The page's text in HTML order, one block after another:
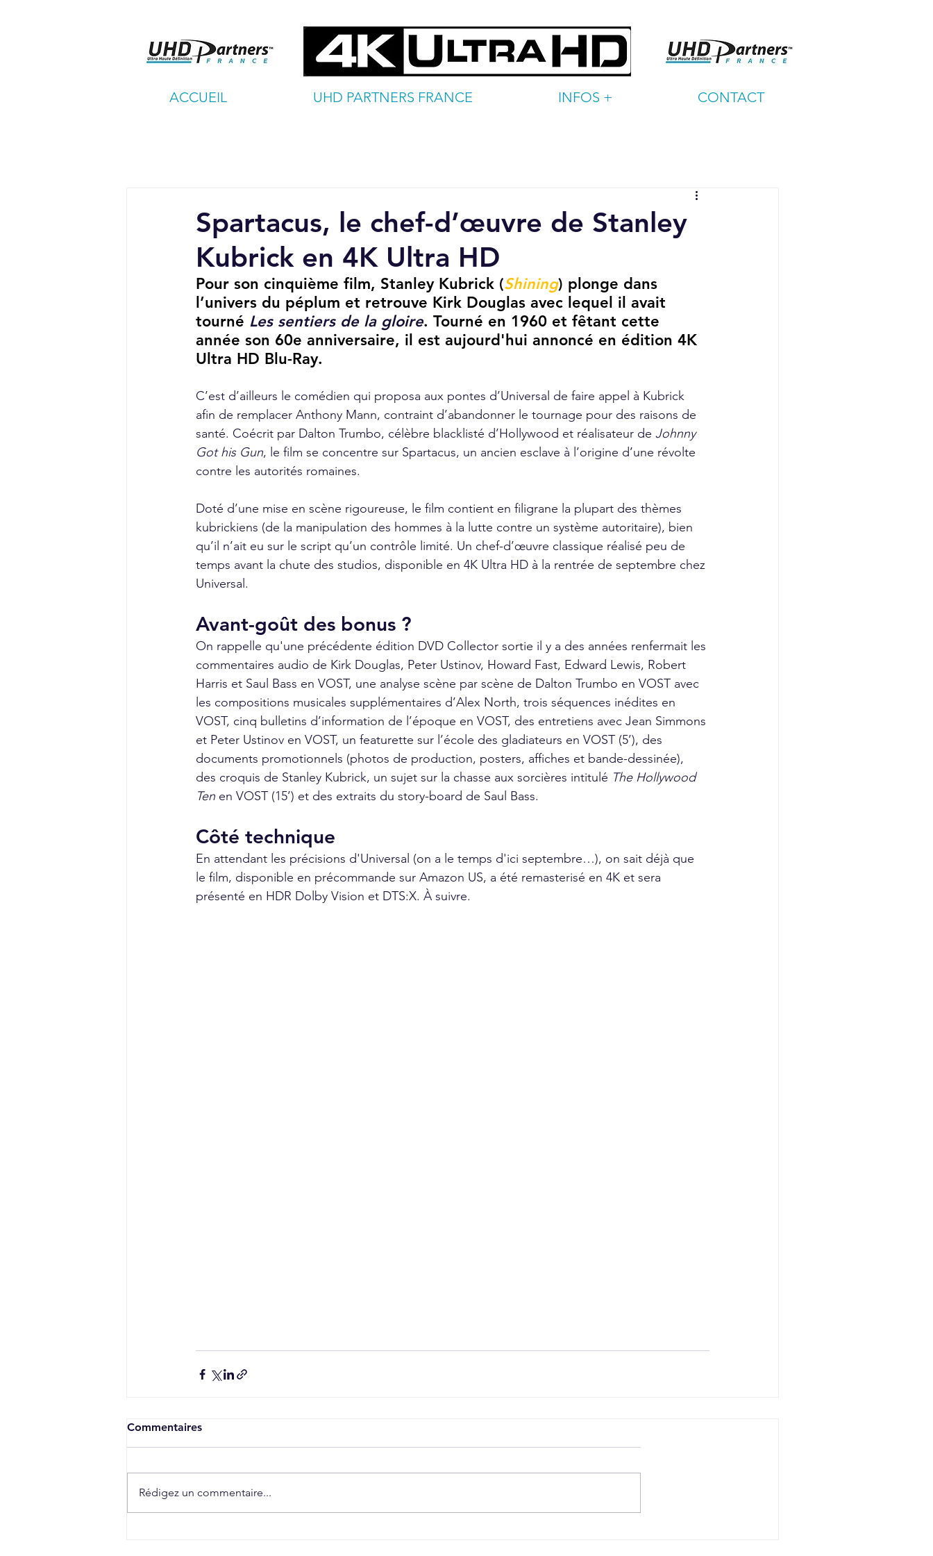
ACCUEIL UHD PARTNERS FRANCE INFOS + CONTACT
Spartacus, le chef-d’œuvre de Stanley
Kubrick en 4K Ultra HD
Pour son cinquième film, Stanley Kubrick (Shining) plonge dans
l’univers du péplum et retrouve Kirk Douglas avec lequel il avait
tourné Les sentiers de la gloire. Tourné en 1960 et fêtant cette
année son 60e anniversaire, il est aujourd'hui annoncé en édition 4K
Ultra HD Blu-Ray.
C’est d’ailleurs le comédien qui proposa aux pontes d’Universal de faire appel à Kubrick
afin de remplacer Anthony Mann, contraint d’abandonner le tournage pour des raisons de
santé. Coécrit par Dalton Trumbo, célèbre blacklisté d’Hollywood et réalisateur de Johnny
Got his Gun, le film se concentre sur Spartacus, un ancien esclave à l’origine d’une révolte
contre les autorités romaines.
Doté d’une mise en scène rigoureuse, le film contient en filigrane la plupart des thèmes
kubrickiens (de la manipulation des hommes à la lutte contre un système autoritaire), bien
qu’il n’ait eu sur le script qu’un contrôle limité. Un chef-d’œuvre classique réalisé peu de
temps avant la chute des studios, disponible en 4K Ultra HD à la rentrée de septembre chez
Universal.
Avant-goût des bonus ?
On rappelle qu'une précédente édition DVD Collector sortie il y a des années renfermait les
commentaires audio de Kirk Douglas, Peter Ustinov, Howard Fast, Edward Lewis, Robert
Harris et Saul Bass en VOST, une analyse scène par scène de Dalton Trumbo en VOST avec
les compositions musicales supplémentaires d’Alex North, trois séquences inédites en
VOST, cinq bulletins d’information de l’époque en VOST, des entretiens avec Jean Simmons
et Peter Ustinov en VOST, un featurette sur l’école des gladiateurs en VOST (5’), des
documents promotionnels (photos de production, posters, affiches et bande-dessinée),
des croquis de Stanley Kubrick, un sujet sur la chasse aux sorcières intitulé The Hollywood
Ten en VOST (15’) et des extraits du story-board de Saul Bass.
Côté technique
En attendant les précisions d'Universal (on a le temps d'ici septembre…), on sait déjà que
le film, disponible en précommande sur Amazon US, a été remasterisé en 4K et sera
présenté en HDR Dolby Vision et DTS:X. À suivre.
Commentaires
Rédigez un commentaire...